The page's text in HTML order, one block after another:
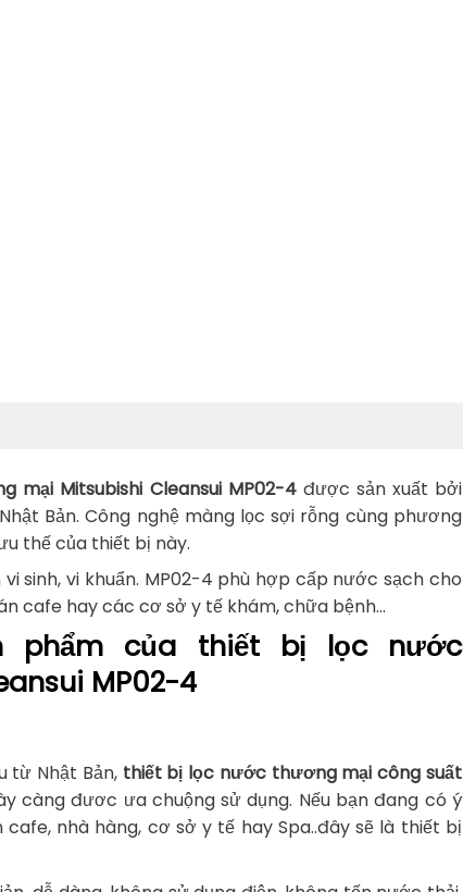
mại Mitsubishi Cleansui MP02-4được sản xuất bởi
Bản. Công nghệ màng lọc sợi rỗng cùng phương
thế của thiết bị này.
sinh, vi khuẩn. MP02-4 phù hợp cấp nước sạch cho
cafe hay các cơ sở y tế khám, chữa bệnh…
phẩm của thiết bị lọc nước
MP02-4
từ Nhật Bản, thiết bị lọc nước thương mại công suất
càng đươc ưa chuộng sử dụng. Nếu bạn đang có ý
nhà hàng, cơ sở y tế hay Spa..đây sẽ là thiết bị